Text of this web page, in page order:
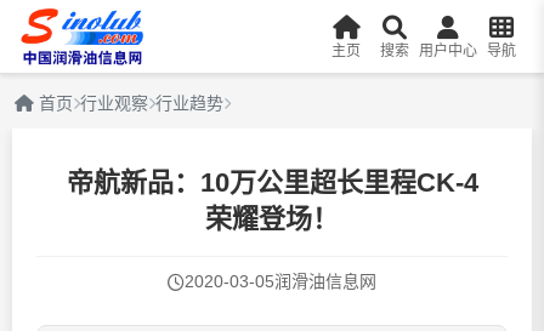
主页 搜索 用户中心 导航
首页 行业观察 行业趋势
帝航新品：10万公里超长里程CK-4
荣耀登场！
2020-03-05润滑油信息网